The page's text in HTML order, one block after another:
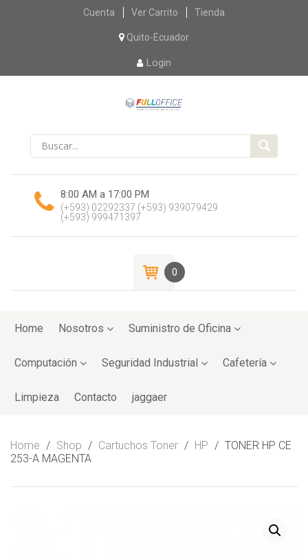
Skip
content
Cuenta Ver Carrito Tienda
Quito-Ecuador
Login
8:00 AM a 17:00 PM
(+593) 02292337 (+593) 939079429
(+593) 999471397
0
toHome Nosotros Suministro de Oficina
Computación Seguridad Industrial Cafetería
Limpieza Contacto jaggaer
Home / Shop / Cartuchos Toner / HP / TONER HP CE
253-A MAGENTA